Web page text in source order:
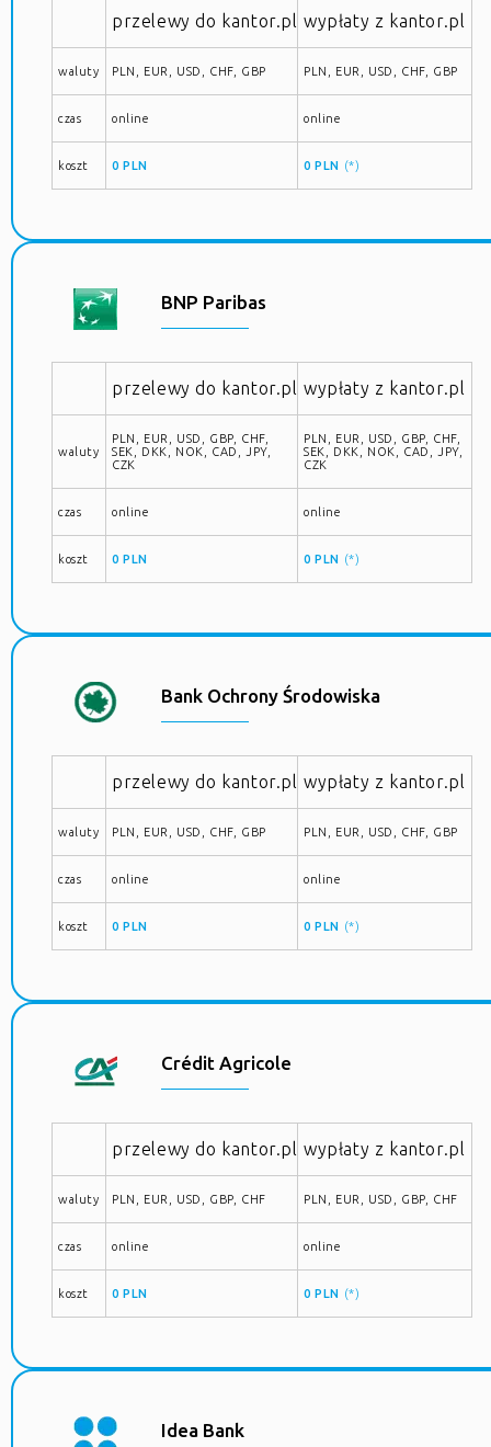
przelewy do kantor.pl wypłaty z kantor.pl
waluty PLN, EUR, USD, CHF, GBP PLN, EUR, USD, CHF, GBP
czas online online
koszt 0 PLN 0 PLN (*)
BNP Paribas
przelewy do kantor.pl wypłaty z kantor.pl
waluty
PLN, EUR, USD, GBP, CHF,
SEK, DKK, NOK, CAD, JPY,
CZK
PLN, EUR, USD, GBP, CHF,
SEK, DKK, NOK, CAD, JPY,
CZK
czas online online
koszt 0 PLN 0 PLN (*)
Bank Ochrony Środowiska
przelewy do kantor.pl wypłaty z kantor.pl
waluty PLN, EUR, USD, CHF, GBP PLN, EUR, USD, CHF, GBP
czas online online
koszt 0 PLN 0 PLN (*)
Crédit Agricole
przelewy do kantor.pl wypłaty z kantor.pl
waluty PLN, EUR, USD, GBP, CHF PLN, EUR, USD, GBP, CHF
czas online online
koszt 0 PLN 0 PLN (*)
Idea Bank